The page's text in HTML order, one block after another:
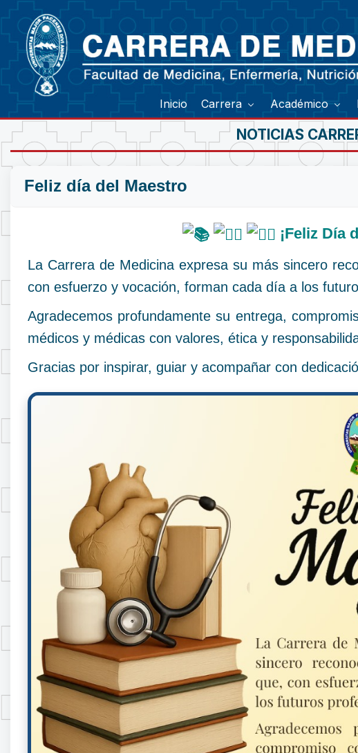
Inicio Carrera Académico
NOTICIAS
Feliz día del Maestro
¡Feliz Día
La Carrera de Medicina expresa su más sincero
con esfuerzo y vocación, forman cada día a los
Agradecemos profundamente su entrega,
médicos y médicas con valores, ética y
Gracias por inspirar, guiar y acompañar con